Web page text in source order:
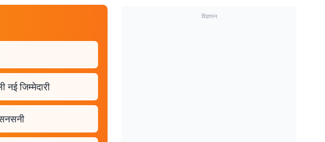
नई जिम्मेदारी
विज्ञापन